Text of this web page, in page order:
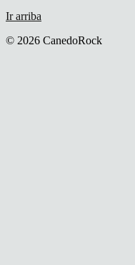
Ir arriba
© 2026 CanedoRock